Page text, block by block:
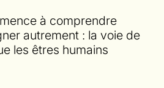
à comprendre
autrement : la voie de
les êtres humains